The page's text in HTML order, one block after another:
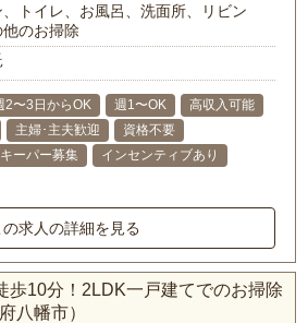
、トイレ、お風呂、洗面所、リビン
のお掃除
2〜3日からOK 週1〜OK
高収入可能
主婦･主夫歓迎
資格不要
ーパー募集
インセンティブあり
の求人の詳細を見る
歩10分！2LDK一戸建てでのお掃除
八幡市）